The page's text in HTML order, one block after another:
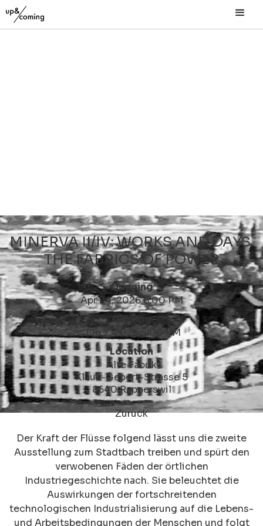
MINERVA II/IV: WORKS AND DAYS.
THE FABRICS OF POWER
Opening
Apr 24, 2026 6:00 PM
Closing
Jun 7, 2026 5:00 PM
Location
Alte Fabrik
Klaus-Gebert-Strasse 5
8640 Rapperswil
Zurück
Der Kraft der Flüsse folgend lässt uns die zweite
Ausstellung zum Stadtbach treiben und spürt den
verwobenen Fäden der örtlichen
Industriegeschichte nach. Sie beleuchtet die
Auswirkungen der fortschreitenden
technologischen Industrialisierung auf die Lebens-
und Arbeitsbedingungen der Menschen und folgt